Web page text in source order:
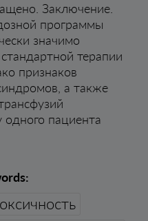
Заключение.
программы
значимо
терапии
признаков
а также
одного пациента